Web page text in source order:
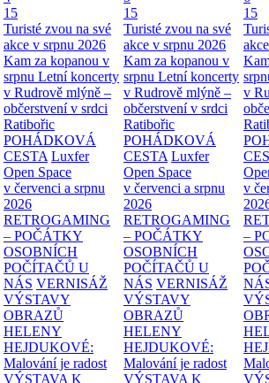
15
Turisté zvou na své
akce v srpnu 2026
Kam za kopanou v
srpnu Letní koncerty
v Rudrově mlýně –
občerstvení v srdci
Ratibořic
POHÁDKOVÁ
CESTA Luxfer
Open Space
v červenci a srpnu
2026
RETROGAMING
– POČÁTKY
OSOBNÍCH
POČÍTAČŮ U
NÁS VERNISÁŽ
VÝSTAVY
OBRAZŮ
HELENY
HEJDUKOVÉ:
Malování je radost
VÝSTAVA K
15
Turisté zvou na své
akce v srpnu 2026
Kam za kopanou v
srpnu Letní koncerty
v Rudrově mlýně –
občerstvení v srdci
Ratibořic
POHÁDKOVÁ
CESTA Luxfer
Open Space
v červenci a srpnu
2026
RETROGAMING
– POČÁTKY
OSOBNÍCH
POČÍTAČŮ U
NÁS VERNISÁŽ
VÝSTAVY
OBRAZŮ
HELENY
HEJDUKOVÉ:
Malování je radost
VÝSTAVA K
15
v
v
–